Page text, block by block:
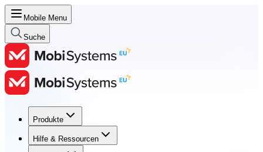
Mobile Menu
Suche
Produkte
Hilfe & Ressourcen
Produkte
Hilfe & Ressourcen